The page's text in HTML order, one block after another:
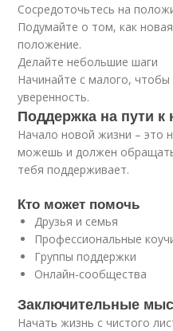
Сосредоточьтесь на
Подумайте о том, как
положение.
Делайте небольшие шаги
Начинайте с малого,
уверенность.
Поддержка на пути к
Начало новой жизни – это
можешь и должен
тебя поддерживает.
Кто может помочь
Друзья и семья
Профессиональные
Группы поддержки
Онлайн-сообщества
Заключительные
Начать жизнь с чистого